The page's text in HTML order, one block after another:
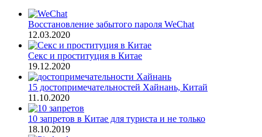
Восстановление забытого пароля WeChat
12.03.2020
Секс и проституция в Китае
19.12.2020
15 достопримечательностей Хайнань, Китай
11.10.2020
10 запретов в Китае для туриста и не только
18.10.2019